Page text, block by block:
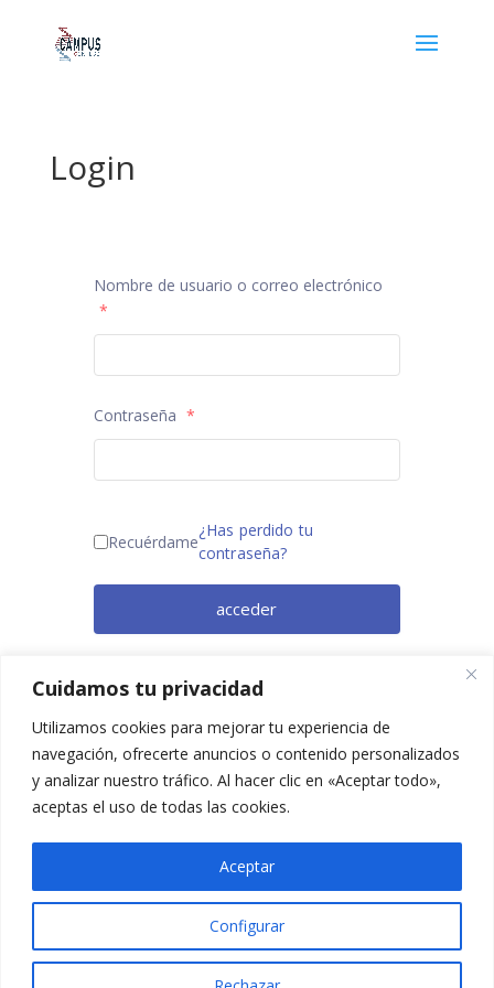
Cuidamos tu privacidad
Utilizamos cookies para mejorar tu experiencia de
navegación, ofrecerte anuncios o contenido personalizados
y analizar nuestro tráfico. Al hacer clic en «Aceptar todo»,
aceptas el uso de todas las cookies.
Configurar
Aceptar
Login
Nombre de usuario o correo electrónico
*
Contraseña *
Recuérdame
¿Has perdido tu
contraseña?
acceder
ahora.
2025 © Confesq |Política de cookies|Política de